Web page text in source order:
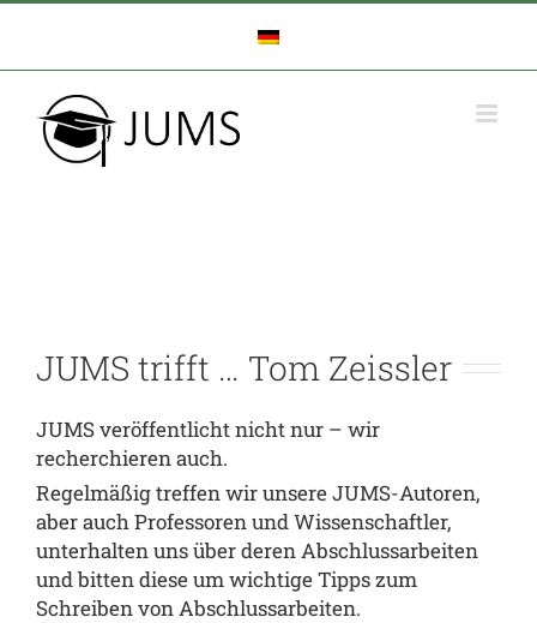
Zum
springen
JUMS trifft … Tom Zeissler
JUMS veröffentlicht nicht nur – wir
recherchieren auch.
Regelmäßig treffen wir unsere JUMS-Autoren,
aber auch Professoren und Wissenschaftler,
unterhalten uns über deren Abschlussarbeiten
und bitten diese um wichtige Tipps zum
Schreiben von Abschlussarbeiten.